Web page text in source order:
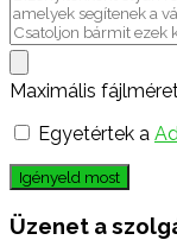
Maximális
Egyetértek a
Igényeld most
Üzenet a